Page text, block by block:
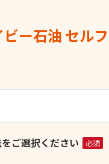
ー石油 セル
ご選択ください 必須